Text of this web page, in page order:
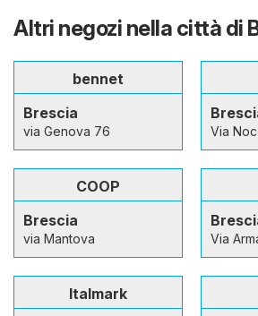
Altri negozi nella città di
bennet
Brescia
via Genova 76 Via
COOP
Brescia
via Mantova Via
Italmark